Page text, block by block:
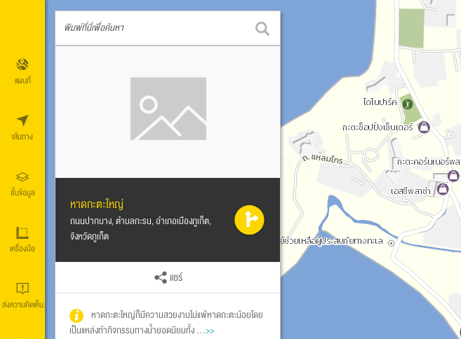
พิมพ์ที่นี่เพื่อค้นหา
แผนที่
เส้นทาง
ชั้นข้อมูล
เครื่องมือ
ส่งความคิดเห็น
หาดกะตะใหญ่
ถนนปากบาง, ตำบลกะรน, อำเภอเมืองภูเก็ต,
จังหวัดภูเก็ต
แชร์
หาดกะตะใหญ่ก็มีความสวยงามไม่แพ้หาดกะตะน้อยโดย
เป็นแหล่งทำกิจกรรมทางน้ำยอดนิยมทั้ง ...>>